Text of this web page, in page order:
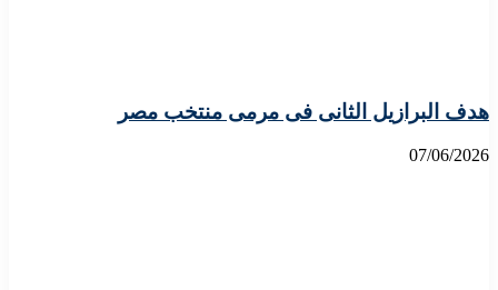
هدف البرازيل الثانى فى مرمى منتخب مصر
07/06/2026